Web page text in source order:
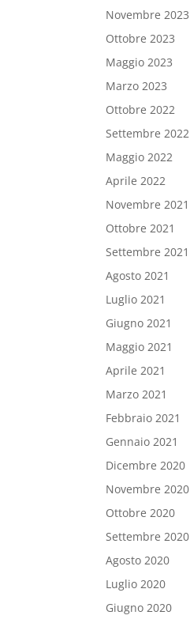
Novembre 2023
Ottobre 2023
Maggio 2023
Marzo 2023
Ottobre 2022
Settembre 2022
Maggio 2022
Aprile 2022
Novembre 2021
Ottobre 2021
Settembre 2021
Agosto 2021
Luglio 2021
Giugno 2021
Maggio 2021
Aprile 2021
Marzo 2021
Febbraio 2021
Gennaio 2021
Dicembre 2020
Novembre 2020
Ottobre 2020
Settembre 2020
Agosto 2020
Luglio 2020
Giugno 2020